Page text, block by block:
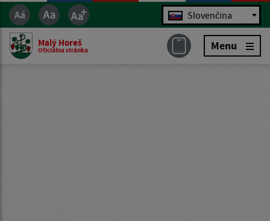
Jazyk Slovenčina
Malý Horeš
Oficiálna stránka Menu